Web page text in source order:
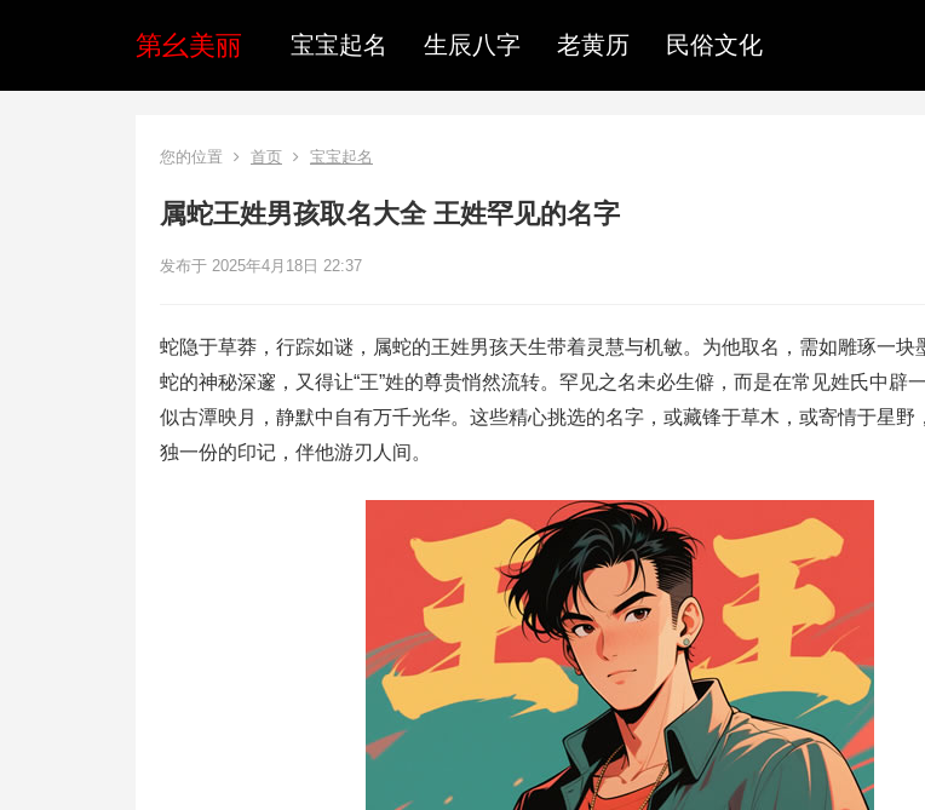
第幺美丽 宝宝起名 生辰八字 老黄历 民俗文化
您的位置 首页 宝宝起名
属蛇王姓男孩取名大全 王姓罕见的名字
发布于 2025年4月18日 22:37
蛇隐于草莽，行踪如谜，属蛇的王姓男孩天生带着灵慧与机敏。为他取名，需如雕琢一
蛇的神秘深邃，又得让“王”姓的尊贵悄然流转。罕见之名未必生僻，而是在常见姓氏中辟
似古潭映月，静默中自有万千光华。这些精心挑选的名字，或藏锋于草木，或寄情于星野
独一份的印记，伴他游刃人间。